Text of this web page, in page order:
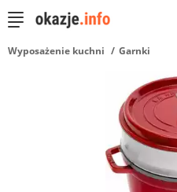
Wyposażenie kuchni Garnki